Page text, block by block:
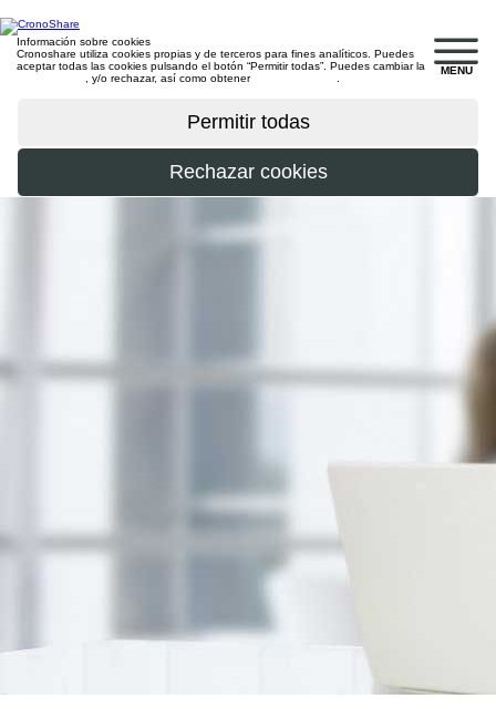
MENU
Información sobre cookies
Cronoshare utiliza cookies propias y de terceros para fines analíticos. Puedes
aceptar todas las cookies pulsando el botón “Permitir todas”. Puedes cambiar la
, y/o rechazar, así como obtener